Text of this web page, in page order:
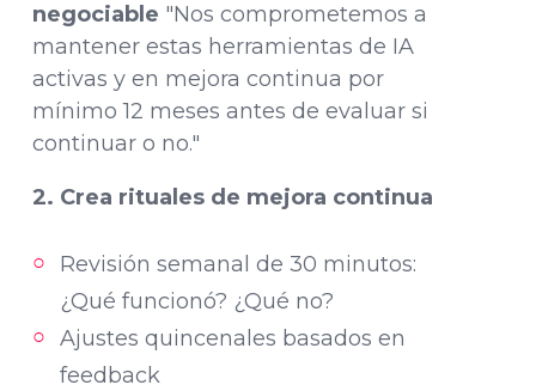
negociable "Nos comprometemos a
mantener estas herramientas de IA
activas y en mejora continua por
mínimo 12 meses antes de evaluar si
continuar o no."
2. Crea rituales de mejora continua
Revisión semanal de 30 minutos:
¿Qué funcionó? ¿Qué no?
Ajustes quincenales basados en
feedback